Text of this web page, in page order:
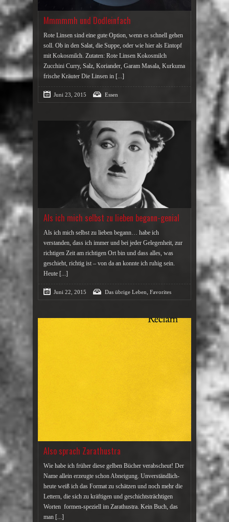
Mmmmmh und Dodleinfach
Rote Linsen sind eine gute Option, wenn es schnell gehen
soll. Ob in den Salat, die Suppe, oder wie hier als Eintopf
mit Kokosmilch. Zutaten: Rote Linsen Kokosmilch
Zucchini Curry, Salz, Koriander, Garam Masala, Kurkuma
frische Kräuter Die Linsen in [...]
Juni 23, 2015 Essen
Als ich mich selbst zu lieben begann-genial
Als ich mich selbst zu lieben begann… habe ich
verstanden, dass ich immer und bei jeder Gelegenheit, zur
richtigen Zeit am richtigen Ort bin und dass alles, was
geschieht, richtig ist – von da an konnte ich ruhig sein.
Heute [...]
Juni 22, 2015 Das übrige Leben Favorites
Also sprach Zarathustra
Wie habe ich früher diese gelben Bücher verabscheut! Der
Name allein erzeugte schon Abneigung. Unverständlich-
heute weiß ich das Format zu schätzen und noch mehr die
Lettern, die sich zu kräftigen und geschichtsträchtigen
Worten formen-speziell im Zarathustra. Kein Buch, das
man [...]